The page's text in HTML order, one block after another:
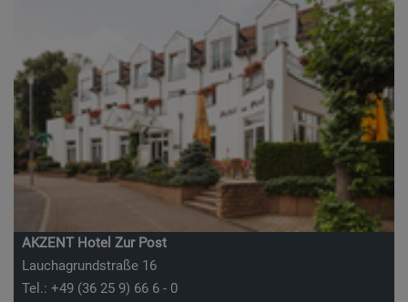
AKZENT Hotel Zur Post
Lauchagrundstraße 16
Tel.: +49 (36 25 9) 66 6 - 0